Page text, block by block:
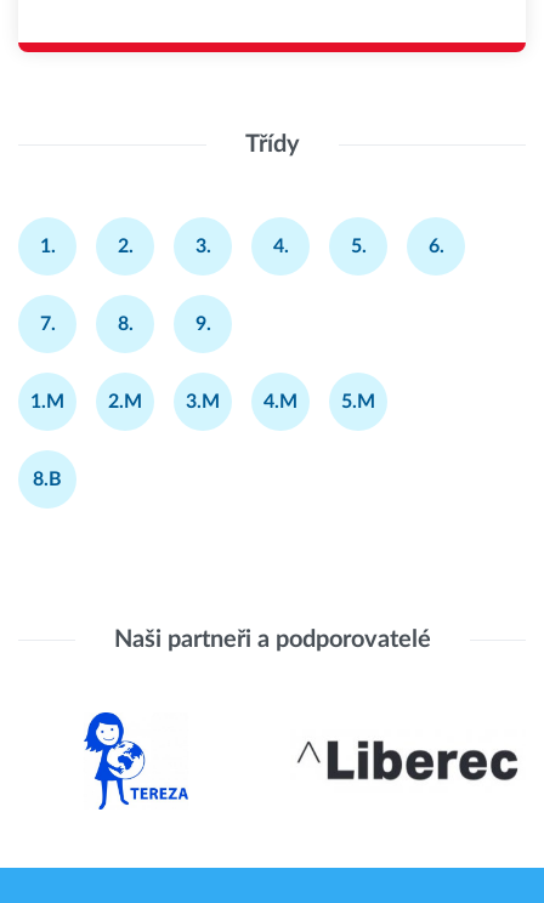
Třídy
1. 2. 3. 4. 5. 6.
7. 8. 9.
1.M 2.M 3.M 4.M 5.M
8.B
Naši partneři a podporovatelé